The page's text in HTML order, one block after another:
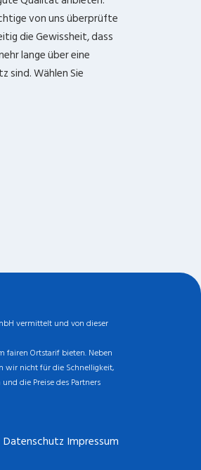
von uns überprüfte
die Gewissheit, dass
lange über eine
sind. Wählen Sie
vermittelt und von dieser
fairen Ortstarif bieten. Neben
wir nicht für die Schnelligkeit,
die Preise des Partners
Datenschutz Impressum